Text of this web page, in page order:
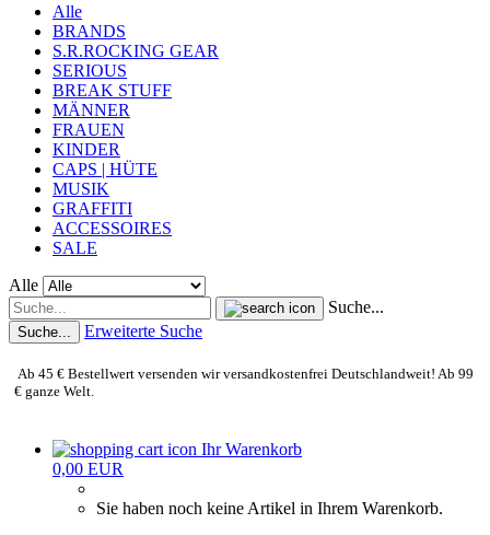
Alle
BRANDS
S.R.ROCKING GEAR
SERIOUS
BREAK STUFF
MÄNNER
FRAUEN
KINDER
CAPS | HÜTE
MUSIK
GRAFFITI
ACCESSOIRES
SALE
Alle
Suche...
Suche... Erweiterte Suche
Ab 45 € Bestellwert versenden wir versandkostenfrei Deutschlandweit! Ab 99
€ ganze Welt.
Ihr Warenkorb
0,00 EUR
Sie haben noch keine Artikel in Ihrem Warenkorb.